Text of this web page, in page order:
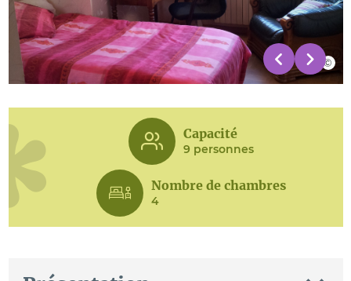
Capacité
9 personnes
Nombre de chambres
4